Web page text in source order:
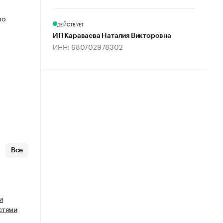
Все
ДЕЙСТВУЕТ
ИП Караваева Наталия Викторовна
ИНН: 680702978302